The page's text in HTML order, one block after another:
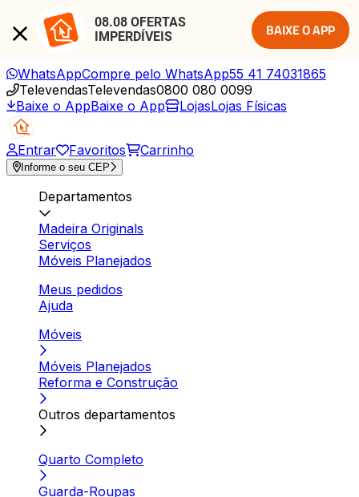
08.08 OFERTAS
IMPERDÍVEIS
BAIXE O APP
WhatsAppCompre pelo WhatsApp55 41 74031865
TelevendasTelevendas0800 080 0099
Baixe o AppBaixe o App LojasLojas Físicas
Entrar Favoritos Carrinho
Informe o seu CEP
Departamentos
Madeira Originals
Serviços
Móveis Planejados
Meus pedidos
Ajuda
Móveis
Móveis Planejados
Reforma e Construção
Outros departamentos
Quarto Completo
Guarda-Roupas